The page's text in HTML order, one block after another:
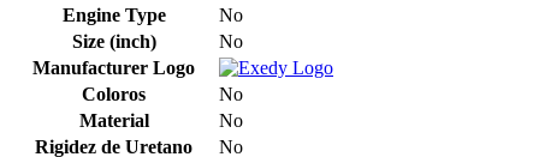
Engine Type
No
Size (inch)
No
Manufacturer Logo
Coloros
No
Material
No
Rigidez de Uretano
No